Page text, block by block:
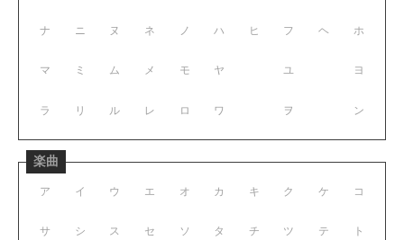
ナ ニ ヌ ネ ノ
マ ミ ム メ モ
ラ リ ル レ ロ
ハ ヒ フ ヘ ホ
ヤ ユ ヨ
ワ ヲ ン
楽曲
ア イ ウ エ オ
サ シ ス セ ソ
カ キ ク ケ コ
タ チ ツ テ ト